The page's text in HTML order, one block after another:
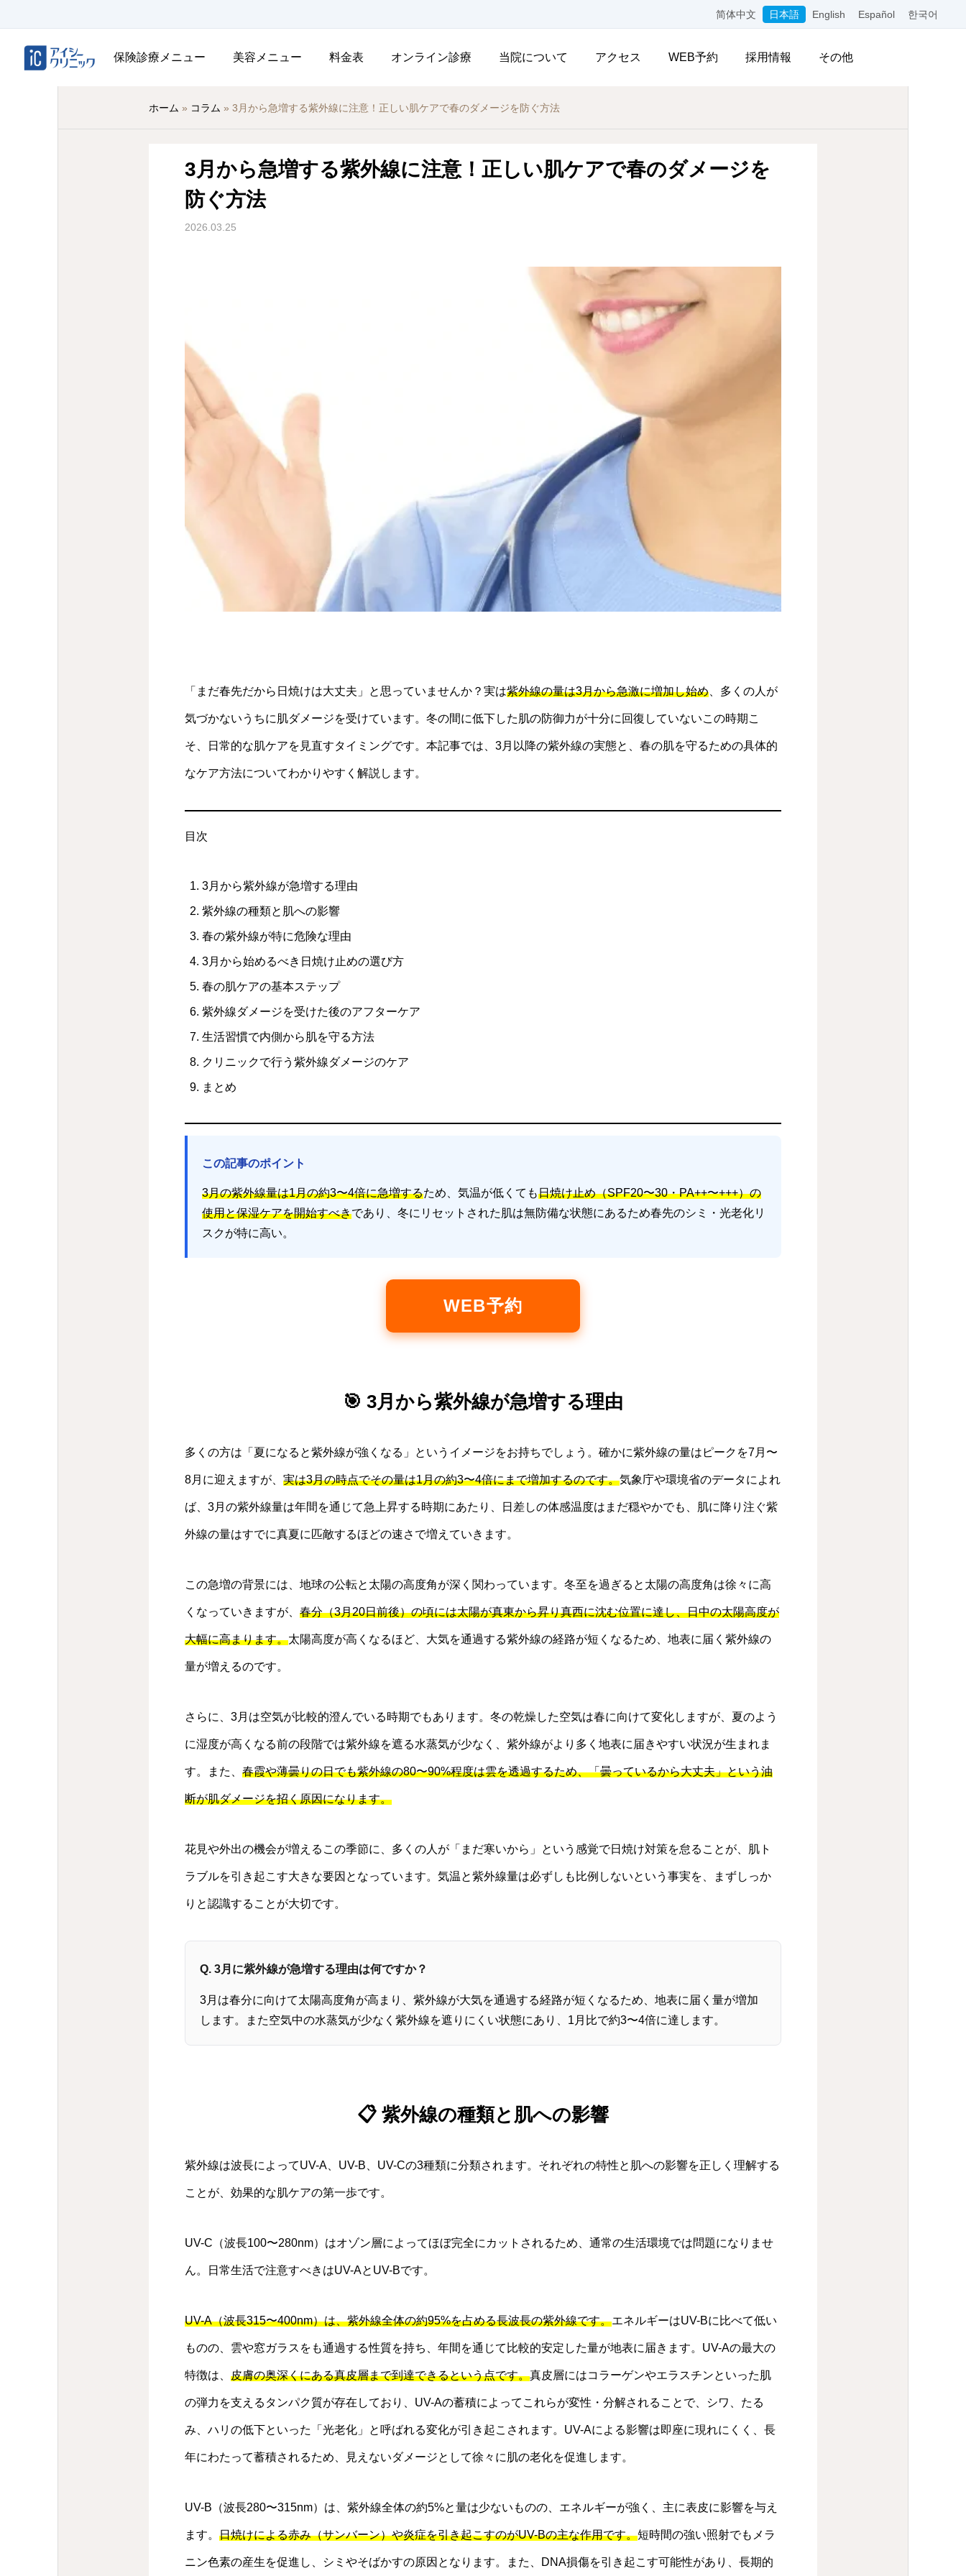
简体中文 日本語 English Español 한국어
保険診療メニュー 美容メニュー 料金表 オンライン診療 当院について アクセス WEB予約 採用情報 その他
ホーム » コラム » 3月から急増する紫外線に注意！正しい肌ケアで春のダメージを防ぐ方法
3月から急増する紫外線に注意！正しい肌ケアで春のダメージを
防ぐ方法
2026.03.25
「まだ春先だから日焼けは大丈夫」と思っていませんか？実は紫外線の量は3月から急激に増加し始め 、多くの人が
気づかないうちに肌ダメージを受けています。冬の間に低下した肌の防御力が十分に回復していないこの時期こ
そ、日常的な肌ケアを見直すタイミングです。本記事では、3月以降の紫外線の実態と、春の肌を守るための具体的
なケア方法についてわかりやすく解説します。
目次
3月から紫外線が急増する理由
紫外線の種類と肌への影響
春の紫外線が特に危険な理由
3月から始めるべき日焼け止めの選び方
春の肌ケアの基本ステップ
紫外線ダメージを受けた後のアフターケア
生活習慣で内側から肌を守る方法
クリニックで行う紫外線ダメージのケア
まとめ
この記事のポイント
3月の紫外線量は1月の約3〜4倍に急増するため、気温が低くても日焼け止め（SPF20〜30・PA++〜+++）の
使用と保湿ケアを開始すべきであり、冬にリセットされた肌は無防備な状態にあるため春先のシミ・光老化リ
スクが特に高い。
WEB予約
🎯 3月から紫外線が急増する理由
多くの方は「夏になると紫外線が強くなる」というイメージをお持ちでしょう。確かに紫外線の量はピークを7月〜
8月に迎えますが、 実は3月の時点でその量は1月の約3〜4倍にまで増加するのです。気象庁や環境省のデータによれ
ば、3月の紫外線量は年間を通じて急上昇する時期にあたり、日差しの体感温度はまだ穏やかでも、肌に降り注ぐ紫
外線の量はすでに真夏に匹敵するほどの速さで増えていきます。
この急増の背景には、地球の公転と太陽の高度角が深く関わっています。冬至を過ぎると太陽の高度角は徐々に高
くなっていきますが、 春分（3月20日前後）の頃には太陽が真東から昇り真西に沈む位置に達し、日中の太陽高度が
大幅に高まります。太陽高度が高くなるほど、大気を通過する紫外線の経路が短くなるため、地表に届く紫外線の
量が増えるのです。
さらに、3月は空気が比較的澄んでいる時期でもあります。冬の乾燥した空気は春に向けて変化しますが、夏のよう
に湿度が高くなる前の段階では紫外線を遮る水蒸気が少なく、紫外線がより多く地表に届きやすい状況が生まれま
す。また、 春霞や薄曇りの日でも紫外線の80〜90%程度は雲を透過するため、「曇っているから大丈夫」という油
断が肌ダメージを招く原因になります。
花見や外出の機会が増えるこの季節に、多くの人が「まだ寒いから」という感覚で日焼け対策を怠ることが、肌ト
ラブルを引き起こす大きな要因となっています。気温と紫外線量は必ずしも比例しないという事実を、まずしっか
りと認識することが大切です。
Q. 3月に紫外線が急増する理由は何ですか？
3月は春分に向けて太陽高度角が高まり、紫外線が大気を通過する経路が短くなるため、地表に届く量が増加
します。また空気中の水蒸気が少なく紫外線を遮りにくい状態にあり、1月比で約3〜4倍に達します。
📋 紫外線の種類と肌への影響
紫外線は波長によってUV-A、UV-B、UV-Cの3種類に分類されます。それぞれの特性と肌への影響を正しく理解する
ことが、効果的な肌ケアの第一歩です。
UV-C（波長100〜280nm）はオゾン層によってほぼ完全にカットされるため、通常の生活環境では問題になりませ
ん。日常生活で注意すべきはUV-AとUV-Bです。
UV-A（波長315〜400nm）は、紫外線全体の約95%を占める長波長の紫外線です。エネルギーはUV-Bに比べて低い
ものの、雲や窓ガラスをも通過する性質を持ち、年間を通じて比較的安定した量が地表に届きます。UV-Aの最大の
特徴は、 皮膚の奥深くにある真皮層まで到達できるという点です。真皮層にはコラーゲンやエラスチンといった肌
の弾力を支えるタンパク質が存在しており、UV-Aの蓄積によってこれらが変性・分解されることで、シワ、たる
み、ハリの低下といった「光老化」と呼ばれる変化が引き起こされます。UV-Aによる影響は即座に現れにくく、長
年にわたって蓄積されるため、見えないダメージとして徐々に肌の老化を促進します。
UV-B（波長280〜315nm）は、紫外線全体の約5%と量は少ないものの、エネルギーが強く、主に表皮に影響を与え
ます。 日焼けによる赤み（サンバーン）や炎症を引き起こすのがUV-Bの主な作用です。短時間の強い照射でもメラ
ニン色素の産生を促進し、シミやそばかすの原因となります。また、DNA損傷を引き起こす可能性があり、長期的